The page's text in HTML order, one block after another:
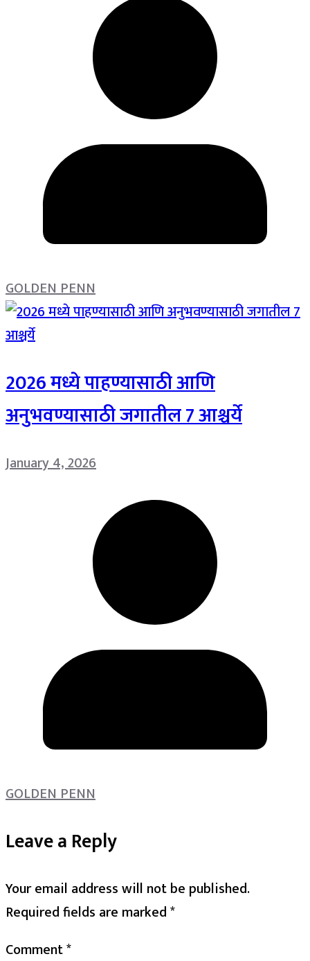
GOLDEN PENN
2026 मध्ये पाहण्यासाठी आणि
अनुभवण्यासाठी जगातील 7 आश्चर्ये
January 4, 2026
GOLDEN PENN
Leave a Reply
Your email address will not be published.
Required fields are marked*
Comment*